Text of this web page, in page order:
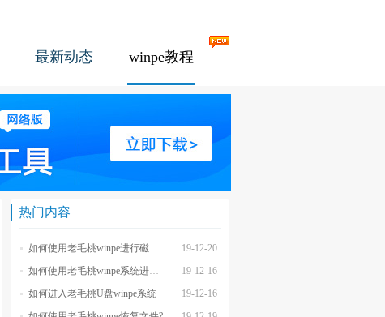
最新动态 winpe教程
热门内容
19-12-20
如何使用老毛桃winpe进行磁盘的快速分区?
19-12-16
如何使用老毛桃winpe系统进行Ghost备份
19-12-16
如何进入老毛桃U盘winpe系统